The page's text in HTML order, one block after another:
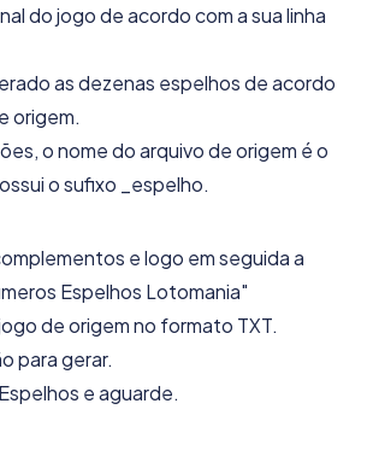
do jogo de acordo com a sua linha
as dezenas espelhos de acordo
origem.
o nome do arquivo de origem é o
o sufixo _espelho.
e logo em seguida a
Espelhos Lotomania"
de origem no formato TXT.
para gerar.
e aguarde.